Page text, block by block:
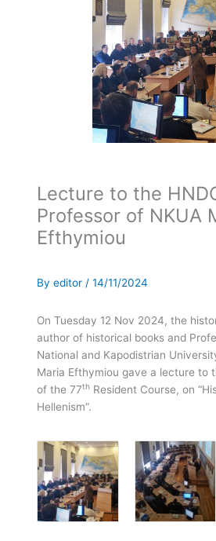
Lecture to the
Professor of NKUA
Efthymiou
Byeditor /14/11/2024
On Tuesday 12 Nov 2024, the
author of historical books and
National and Kapodistrian
Maria Efthymiou gave a lecture to
of the 77th Resident Course, on
Hellenism”.